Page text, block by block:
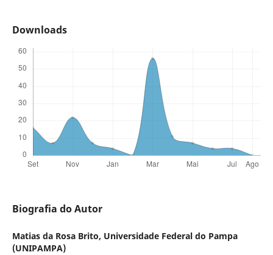
Downloads
Biografia do Autor
Matias da Rosa Brito, Universidade Federal do Pampa
(UNIPAMPA)